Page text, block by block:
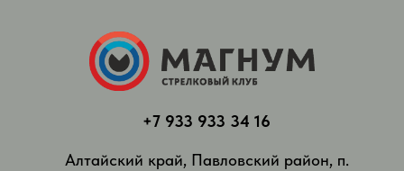
+7 933 933 34 16
Алтайский край, Павловский район, п.